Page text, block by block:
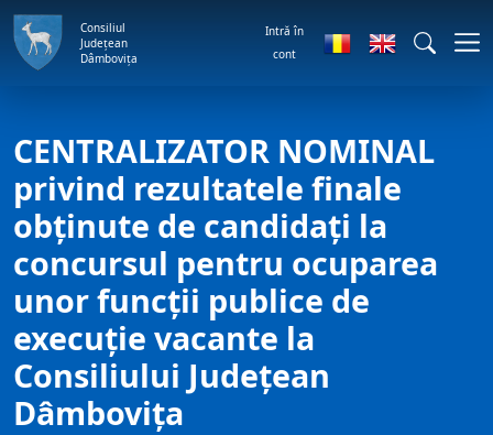
Consiliul
Județean
Dâmbovița
Intră în
cont
CENTRALIZATOR NOMINAL
privind rezultatele finale
obținute de candidați la
concursul pentru ocuparea
unor funcții publice de
execuție vacante la
Consiliului Județean
Dâmbovița